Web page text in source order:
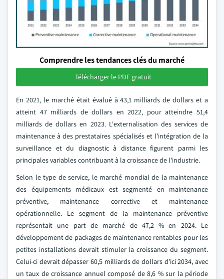
Comprendre les tendances clés du marché
Télécharger le PDF gratuit
En 2021, le marché était évalué à 43,1 milliards de dollars et a
atteint 47 milliards de dollars en 2022, pour atteindre 51,4
milliards de dollars en 2023. L'externalisation des services de
maintenance à des prestataires spécialisés et l'intégration de la
surveillance et du diagnostic à distance figurent parmi les
principales variables contribuant à la croissance de l'industrie.
Selon le type de service, le marché mondial de la maintenance
des équipements médicaux est segmenté en maintenance
préventive, maintenance corrective et maintenance
opérationnelle. Le segment de la maintenance préventive
représentait une part de marché de 47,2 % en 2024. Le
développement de packages de maintenance rentables pour les
petites installations devrait stimuler la croissance du segment.
Celui-ci devrait dépasser 60,5 milliards de dollars d'ici 2034, avec
un taux de croissance annuel composé de 8,6 % sur la période